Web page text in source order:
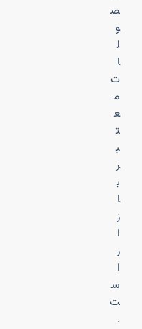
ص
و
ل
ا
ت
م
ع
ت
ب
ر
ب
ا
ز
ا
ر
ا
س
ت
.